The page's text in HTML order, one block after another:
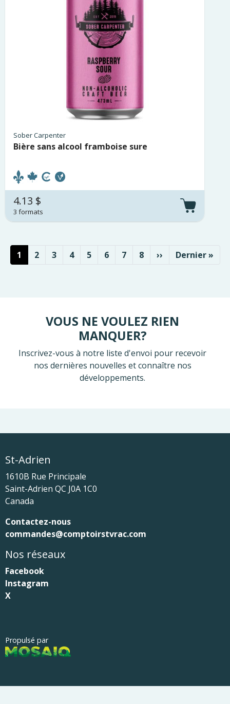
Sober Carpenter
Bière sans alcool framboise sure
4.13 $
3 formats
Pagination
Page courante
1 Page
2 Page
3 Page
4 Page
5 Page
6 Page
7 Page
8 Page suivante
›› Dernière
Dernier »
VOUS NE VOULEZ RIEN
MANQUER?
Inscrivez-vous à notre liste d'envoi pour recevoir
nos dernières nouvelles et connaître nos
développements.
St-Adrien
1610B Rue Principale
Saint-Adrien QC J0A 1C0
Canada
Contactez-nous
commandes@comptoirstvrac.com
Nos réseaux
Facebook
Instagram
X
Propulsé par